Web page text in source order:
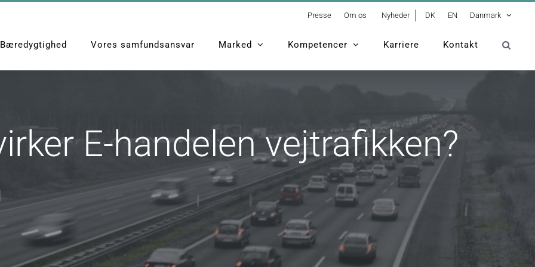
Presse Om os Nyheder DK EN Danmark
Bæredygtighed Vores samfundsansvar Marked Kompetencer Karriere Kontakt
E-handelen vejtrafikken?